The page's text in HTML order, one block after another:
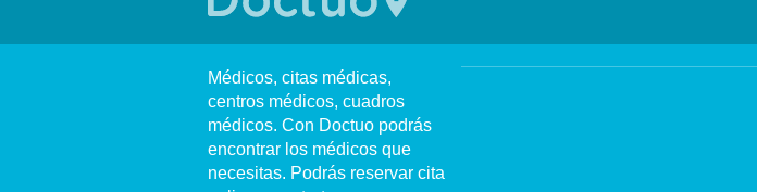
Médicos, citas médicas,
centros médicos, cuadros
médicos. Con Doctuo podrás
encontrar los médicos que
necesitas. Podrás reservar cita